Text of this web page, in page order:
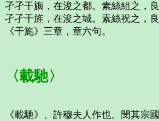
孑孑干旟，在浚之都。素絲組之，
孑孑干旌，在浚之城。素絲祝之，
《干旄》三章，章六句。
〈載馳〉
《載馳》、許穆夫人作也。閔其宗